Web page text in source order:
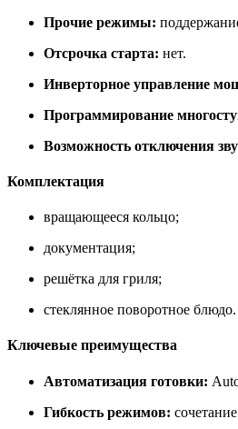
Прочие режимы:
Отсрочка старта: нет.
Инверторное управление
Программирование
Возможность отключения
Комплектация
вращающееся кольцо;
документация;
решётка для гриля;
стеклянное поворотное блюдо.
Ключевые преимущества
Автоматизация готовки:
Гибкость режимов: